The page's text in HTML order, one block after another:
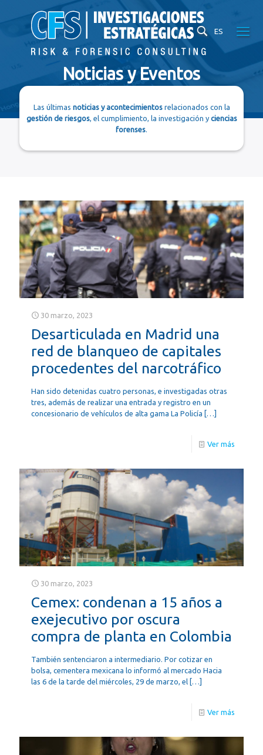
ES
Noticias y Eventos
Las últimas noticias y acontecimientosrelacionados con la
gestión de riesgos, el cumplimiento, la investigación yciencias
forenses.
30 marzo, 2023
Desarticulada en Madrid una
red de blanqueo de capitales
procedentes del narcotráfico
Han sido detenidas cuatro personas, e investigadas otras
tres, además de realizar una entrada y registro en un
concesionario de vehículos de alta gama La Policía […]
Ver más
30 marzo, 2023
Cemex: condenan a 15 años a
exejecutivo por oscura
compra de planta en Colombia
También sentenciaron a intermediario. Por cotizar en
bolsa, cementera mexicana lo informó al mercado Hacia
las 6 de la tarde del miércoles, 29 de marzo, el […]
Ver más